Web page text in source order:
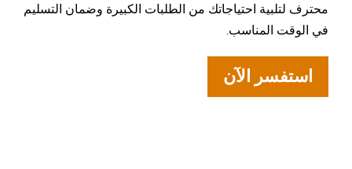
محترف لتلبية احتياجاتك من الطلبات الكبيرة وضمان التسليم
في الوقت المناسب.
استفسر الآن